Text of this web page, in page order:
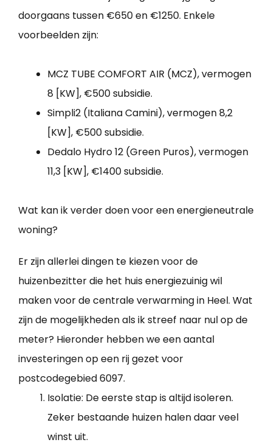
doorgaans tussen €650 en €1250. Enkele
voorbeelden zijn:
MCZ TUBE COMFORT AIR (MCZ), vermogen
8 [KW], €500 subsidie.
Simpli2 (Italiana Camini), vermogen 8,2
[KW], €500 subsidie.
Dedalo Hydro 12 (Green Puros), vermogen
11,3 [KW], €1400 subsidie.
Wat kan ik verder doen voor een energieneutrale
woning?
Er zijn allerlei dingen te kiezen voor de
huizenbezitter die het huis energiezuinig wil
maken voor de centrale verwarming in Heel. Wat
zijn de mogelijkheden als ik streef naar nul op de
meter? Hieronder hebben we een aantal
investeringen op een rij gezet voor
postcodegebied 6097.
Isolatie: De eerste stap is altijd isoleren.
Zeker bestaande huizen halen daar veel
winst uit.